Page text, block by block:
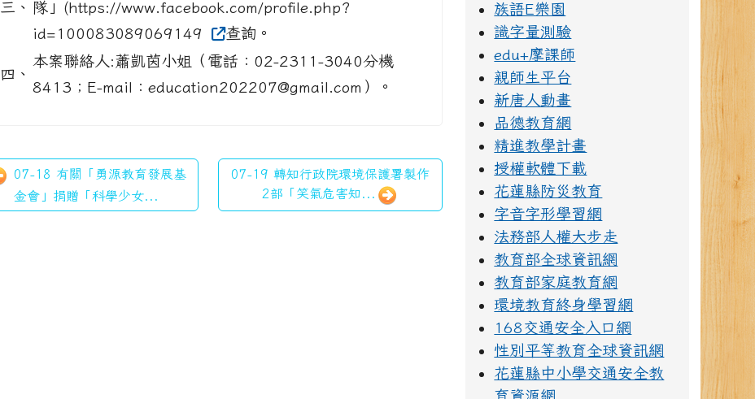
三、 隊」(https://www.facebook.com/profile.php?
id=100083089069149
查詢。
四、
本案聯絡人:蕭凱茵小姐（電話：02-2311-3040分機
8413；E-mail：education202207@gmail.com）。
07-18 有關「勇源教育發展基
金會」捐贈「科學少女...
07-19 轉知行政院環境保護署製作
2部「笑氣危害知...
族語E樂園
識字量測驗
edu+摩課師
親師生平台
新唐人動畫
品德教育網
精進教學計畫
授權軟體下載
花蓮縣防災教育
字音字形學習網
法務部人權大步走
教育部全球資訊網
教育部家庭教育網
環境教育終身學習網
168交通安全入口網
性別平等教育全球資訊網
花蓮縣中小學交通安全教